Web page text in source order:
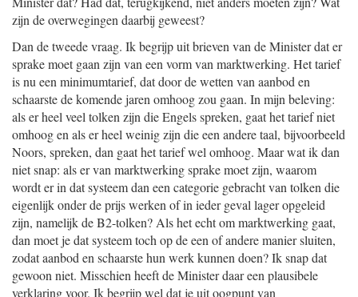
zijn de overwegingen daarbij geweest?
Dan de tweede vraag. Ik begrijp uit brieven van de Minister dat er
sprake moet gaan zijn van een vorm van marktwerking. Het tarief
is nu een minimumtarief, dat door de wetten van aanbod en
schaarste de komende jaren omhoog zou gaan. In mijn beleving:
als er heel veel tolken zijn die Engels spreken, gaat het tarief niet
omhoog en als er heel weinig zijn die een andere taal, bijvoorbeeld
Noors, spreken, dan gaat het tarief wel omhoog. Maar wat ik dan
niet snap: als er van marktwerking sprake moet zijn, waarom
wordt er in dat systeem dan een categorie gebracht van tolken die
eigenlijk onder de prijs werken of in ieder geval lager opgeleid
zijn, namelijk de B2-tolken? Als het echt om marktwerking gaat,
dan moet je dat systeem toch op de een of andere manier sluiten,
zodat aanbod en schaarste hun werk kunnen doen? Ik snap dat
gewoon niet. Misschien heeft de Minister daar een plausibele
verklaring voor. Ik begrijp wel dat je uit oogpunt van